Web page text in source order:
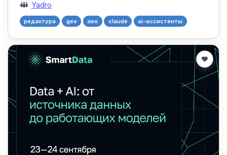
Yadro
редактура geo aeo claude ai-ассистенты